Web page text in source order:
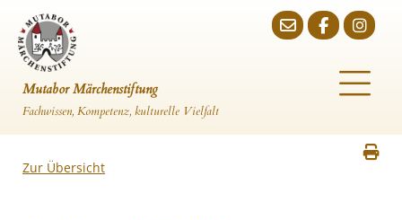
Mutabor Märchenstiftung
Fachwissen, Kompetenz, kulturelle Vielfalt
Zur Übersicht